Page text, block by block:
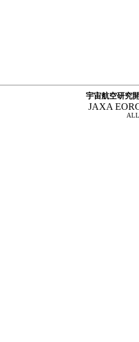
宇宙航空研究
JAXA